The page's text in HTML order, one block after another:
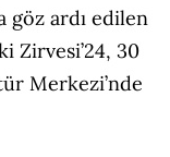
göz ardı edilen
Zirvesi’24, 30
Merkezi’nde